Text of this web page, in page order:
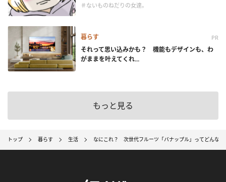
＃ないものねだりの女達。
暮らす PR
それって思い込みかも？ 機能もデザインも、わ
がままを叶えてくれ...
もっと見る
トップ 暮らす 生活 なにこれ？ 次世代フルーツ「バナップル」ってどんな果